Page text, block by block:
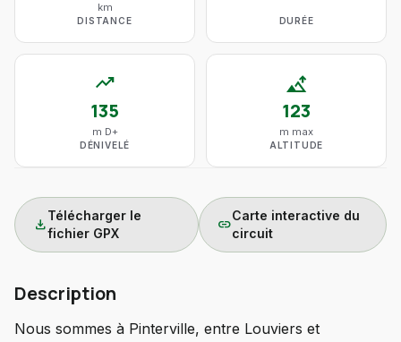
km
DISTANCE DURÉE
trending_up
135
m D+
DÉNIVELÉ
altitude
123
m max
ALTITUDE
download
Télécharger le
fichier GPX
link
Carte interactive du
circuit
Description
Nous sommes à Pinterville, entre Louviers et